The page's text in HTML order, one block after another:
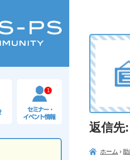
1
返信先
ホーム ›